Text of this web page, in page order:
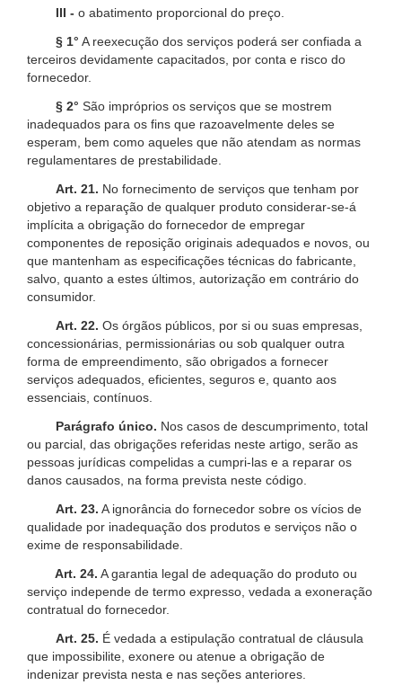
III - o abatimento proporcional do preço.
§ 1° A reexecução dos serviços poderá ser confiada a
terceiros devidamente capacitados, por conta e risco do
fornecedor.
§ 2° São impróprios os serviços que se mostrem
inadequados para os fins que razoavelmente deles se
esperam, bem como aqueles que não atendam as normas
regulamentares de prestabilidade.
Art. 21. No fornecimento de serviços que tenham por
objetivo a reparação de qualquer produto considerar-se-á
implícita a obrigação do fornecedor de empregar
componentes de reposição originais adequados e novos, ou
que mantenham as especificações técnicas do fabricante,
salvo, quanto a estes últimos, autorização em contrário do
consumidor.
Art. 22. Os órgãos públicos, por si ou suas empresas,
concessionárias, permissionárias ou sob qualquer outra
forma de empreendimento, são obrigados a fornecer
serviços adequados, eficientes, seguros e, quanto aos
essenciais, contínuos.
Parágrafo único. Nos casos de descumprimento, total
ou parcial, das obrigações referidas neste artigo, serão as
pessoas jurídicas compelidas a cumpri-las e a reparar os
danos causados, na forma prevista neste código.
Art. 23. A ignorância do fornecedor sobre os vícios de
qualidade por inadequação dos produtos e serviços não o
exime de responsabilidade.
Art. 24. A garantia legal de adequação do produto ou
serviço independe de termo expresso, vedada a exoneração
contratual do fornecedor.
Art. 25. É vedada a estipulação contratual de cláusula
que impossibilite, exonere ou atenue a obrigação de
indenizar prevista nesta e nas seções anteriores.